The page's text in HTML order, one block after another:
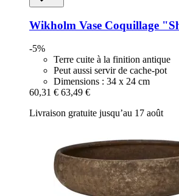
Wikholm Vase Coquillage
-5%
Terre cuite à la finition antique
Peut aussi servir de cache-pot
Dimensions : 34 x 24 cm
60,31 € 63,49 €
Livraison gratuite jusqu’au 17 août